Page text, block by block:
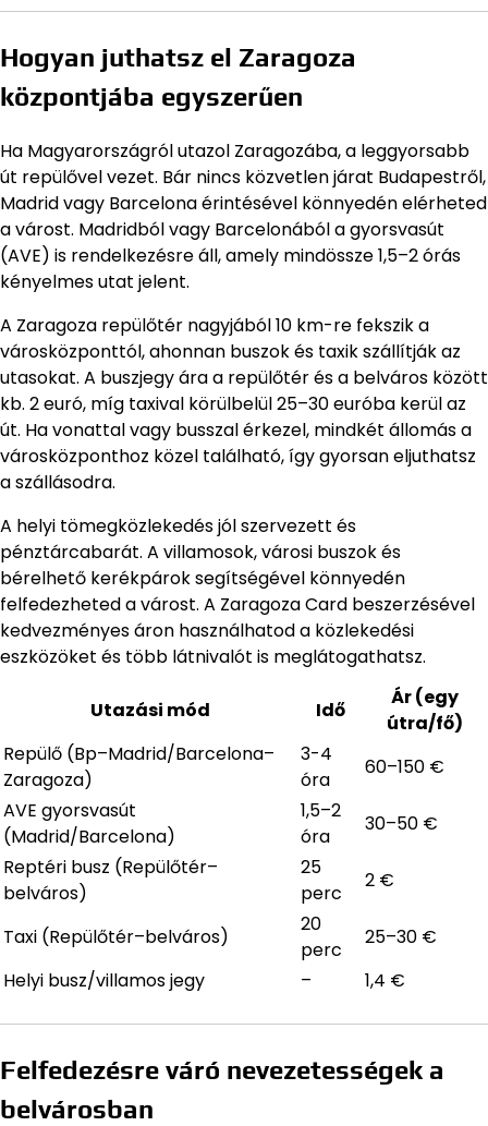
Hogyan juthatsz el Zaragoza
központjába egyszerűen
Ha Magyarországról utazol Zaragozába, a leggyorsabb
út repülővel vezet. Bár nincs közvetlen járat Budapestről,
Madrid vagy Barcelona érintésével könnyedén elérheted
a várost. Madridból vagy Barcelonából a gyorsvasút
(AVE) is rendelkezésre áll, amely mindössze 1,5–2 órás
kényelmes utat jelent.
A Zaragoza repülőtér nagyjából 10 km-re fekszik a
városközponttól, ahonnan buszok és taxik szállítják az
utasokat. A buszjegy ára a repülőtér és a belváros között
kb. 2 euró, míg taxival körülbelül 25–30 euróba kerül az
út. Ha vonattal vagy busszal érkezel, mindkét állomás a
városközponthoz közel található, így gyorsan eljuthatsz
a szállásodra.
A helyi tömegközlekedés jól szervezett és
pénztárcabarát. A villamosok, városi buszok és
bérelhető kerékpárok segítségével könnyedén
felfedezheted a várost. A Zaragoza Card beszerzésével
kedvezményes áron használhatod a közlekedési
eszközöket és több látnivalót is meglátogathatsz.
Utazási mód Idő
Ár (egy
útra/fő)
Repülő (Bp–Madrid/Barcelona–
Zaragoza)
3-4
óra
60–150 €
AVE gyorsvasút
(Madrid/Barcelona)
1,5–2
óra
30–50 €
Reptéri busz (Repülőtér–
belváros)
25
perc
2 €
Taxi (Repülőtér–belváros)
20
perc
25–30 €
Helyi busz/villamos jegy
– 1,4 €
Felfedezésre váró nevezetességek a
belvárosban